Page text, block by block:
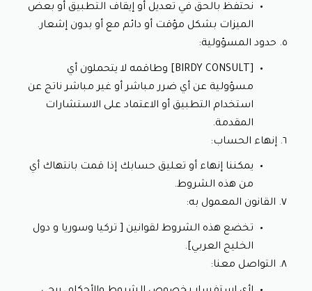
الميزات بشكل مؤقت أو دائم مع أو بدون إشعار.
٥. حدود المسؤولية:
المقدمة.
٦. إنهاء الحساب:
من هذه الشروط.
٧. القانون المعمول به:
الخليج العربي].
٨. التواصل معنا: